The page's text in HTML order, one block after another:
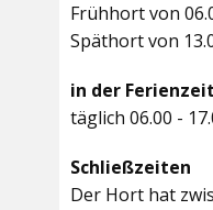
Frühhort von
Späthort von
in der Ferienzeit
täglich 06.00 -
Schließzeiten
Der Hort hat